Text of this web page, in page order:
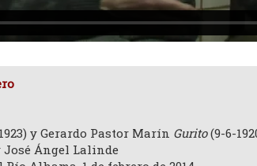
y Gerardo Pastor Marín Gurito(9-6-
José Ángel Lalinde